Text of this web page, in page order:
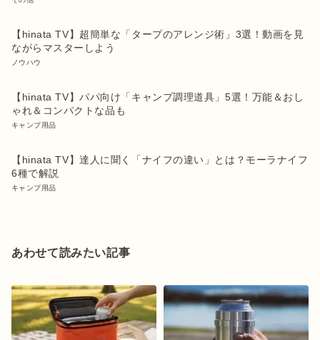
【hinata TV】超簡単な「タープのアレンジ術」3選！動画を見
ながらマスターしよう
ノウハウ
【hinata TV】パパ向け「キャンプ調理道具」5選！万能＆おし
ゃれ＆コンパクトな品も
キャンプ用品
【hinata TV】達人に聞く「ナイフの違い」とは？モーラナイフ
6種で解説
キャンプ用品
あわせて読みたい記事